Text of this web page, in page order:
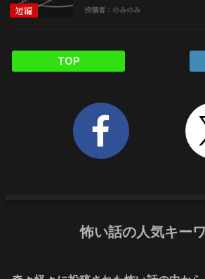
短編 投稿者：のみのみ
TOP
怖い話の人気キー